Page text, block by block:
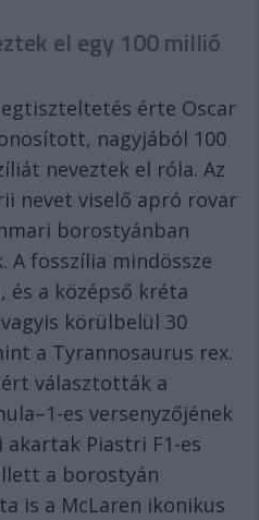
el egy 100 millió
érte Oscar
nagyjából 100
neveztek el róla. Az
nevet viselő apró rovar
borostyánban
fosszília mindössze
és a középső kréta
körülbelül 30
a Tyrannosaurus rex.
választották a
es versenyzőjének
Piastri F1-es
a borostyán
is a McLaren ikonikus